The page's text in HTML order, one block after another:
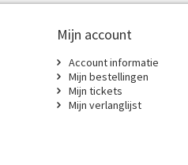
Mijn account
Account informatie
Mijn bestellingen
Mijn tickets
Mijn verlanglijst